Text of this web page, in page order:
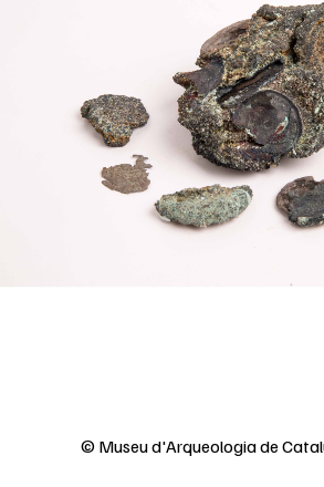
© Museu d'Arqueologia de